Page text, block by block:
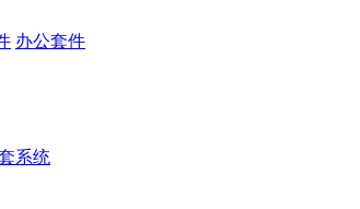
办公套件
系统